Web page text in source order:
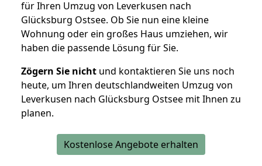
für Ihren Umzug von Leverkusen nach
Glücksburg Ostsee. Ob Sie nun eine kleine
Wohnung oder ein großes Haus umziehen, wir
haben die passende Lösung für Sie.
Zögern Sie nicht und kontaktieren Sie uns noch
heute, um Ihren deutschlandweiten Umzug von
Leverkusen nach Glücksburg Ostsee mit Ihnen zu
planen.
Kostenlose Angebote erhalten